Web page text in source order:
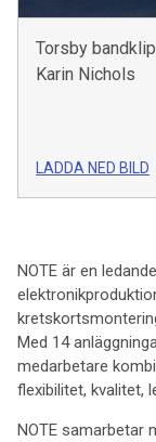
Torsby
Karin Nichols
LADDA NED BILD
NOTE är en
Med 14
medarbetare
flexibilitet, kvalitet,
NOTE samarbetar